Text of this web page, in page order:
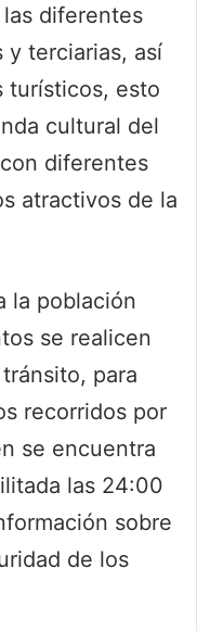
diferentes
y terciarias, así
turísticos, esto
cultural del
diferentes
atractivos de la
la población
se realicen
para
recorridos por
se encuentra
las 24:00
sobre
de los